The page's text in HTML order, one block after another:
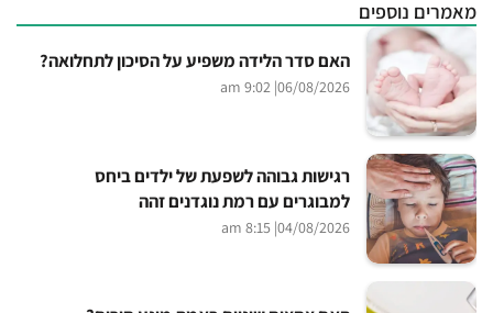
מאמרים נוספים
האם סדר הלידה משפיע על הסיכון לתחלואה?
06/08/2026
| 9:02 am
רגישות גבוהה לשפעת של ילדים ביחס
למבוגרים עם רמת נוגדנים זהה
04/08/2026
| 8:15 am